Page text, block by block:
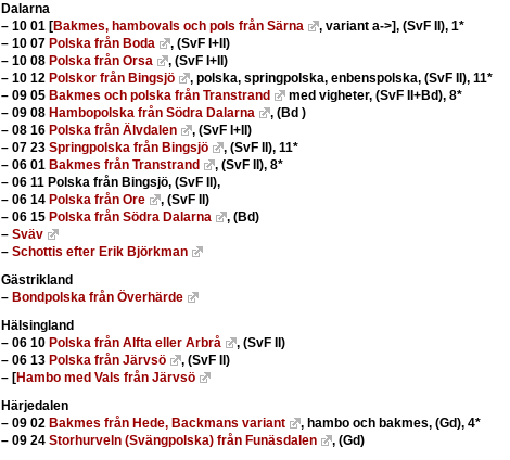
Dalarna
– 10 01 [Bakmes, hambovals och pols från Särna
, variant a->], (SvF II), 1*
– 10 07 Polska från Boda
, (SvF I+II)
– 10 08 Polska från Orsa
, (SvF I+II)
– 10 12 Polskor från Bingsjö
, polska, springpolska, enbenspolska, (SvF II), 11*
– 09 05 Bakmes och polska från Transtrand
med vigheter, (SvF II+Bd), 8*
– 09 08 Hambopolska från Södra Dalarna
, (Bd )
– 08 16 Polska från Älvdalen
, (SvF I+II)
– 07 23 Springpolska från Bingsjö
, (SvF II), 11*
– 06 01 Bakmes från Transtrand
, (SvF II), 8*
– 06 11 Polska från Bingsjö, (SvF II),
– 06 14 Polska från Ore
, (SvF II)
– 06 15 Polska från Södra Dalarna
, (Bd)
– Sväv
– Schottis efter Erik Björkman
Gästrikland
– Bondpolska från Överhärde
Hälsingland
– 06 10 Polska från Alfta eller Arbrå
, (SvF II)
– 06 13 Polska från Järvsö
, (SvF II)
– [Hambo med Vals från Järvsö
Härjedalen
– 09 02 Bakmes från Hede, Backmans variant
, hambo och bakmes, (Gd), 4*
– 09 24 Storhurveln (Svängpolska) från Funäsdalen
, (Gd)